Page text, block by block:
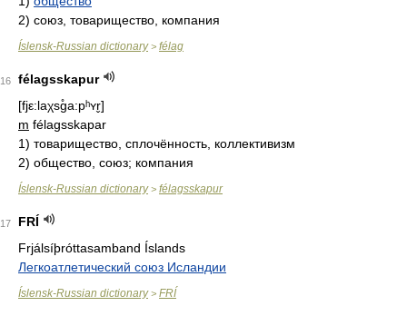
2) союз, товарищество, компания
Íslensk-Russian dictionary> félag
16
félagsskapur
[fjε:laχsg̊a:pʰʏr̬]
m félagsskapar
1) товарищество, сплочённость, коллективизм
2) общество, союз; компания
Íslensk-Russian dictionary> félagsskapur
17
FRÍ
Frjálsíþróttasamband Íslands
Легкоатлетический союз Исландии
Íslensk-Russian dictionary> FRÍ